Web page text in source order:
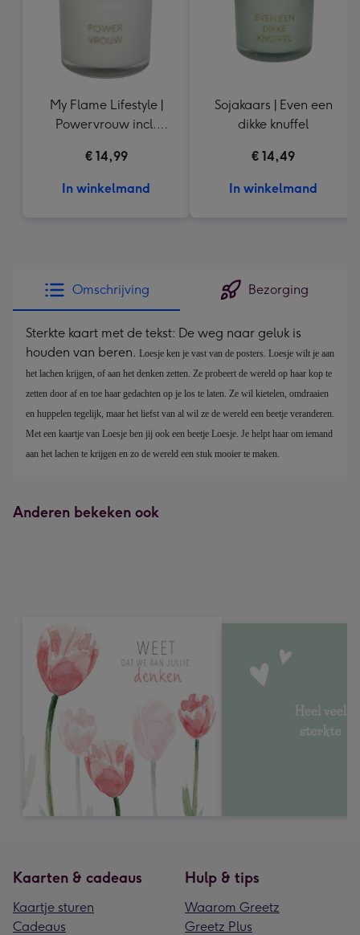
My Flame Lifestyle |
Powervrouw incl.
€ 14,99
In winkelmand
Sojakaars | Even een
dikke knuffel
€ 14,49
In winkelmand
Omschrijving Bezorging
Sterkte kaart met de tekst: De weg naar geluk is
houden van beren. Loesje ken je vast van de posters. Loesje wilt je aan
het lachen krijgen, of aan het denken zetten. Ze probeert de wereld op haar kop te
zetten door af en toe haar gedachten op je los te laten. Ze wil kietelen, omdraaien
en huppelen tegelijk, maar het liefst van al wil ze de wereld een beetje veranderen.
Met een kaartje van Loesje ben jij ook een beetje Loesje. Je helpt haar om iemand
aan het lachen te krijgen en zo de wereld een stuk mooier te maken.
Anderen bekeken ook
Kaarten & cadeaus
Kaartje sturen
Cadeaus
Hulp & tips
Waarom Greetz
Greetz Plus